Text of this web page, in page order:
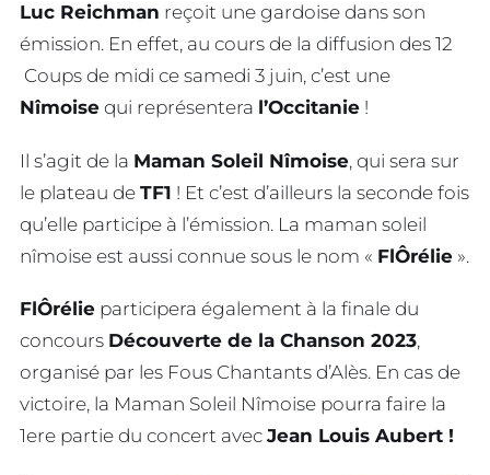
Luc Reichman reçoit une gardoise dans son
émission. En effet, au cours de la diffusion des 12
Coups de midi ce samedi 3 juin, c’est une
Nîmoise qui représentera l’Occitanie !
Il s’agit de la Maman Soleil Nîmoise, qui sera sur
le plateau de TF1 ! Et c’est d’ailleurs la seconde fois
qu’elle participe à l’émission. La maman soleil
nîmoise est aussi connue sous le nom « FlÔrélie ».
FlÔrélie participera également à la finale du
concours Découverte de la Chanson 2023,
organisé par les Fous Chantants d’Alès. En cas de
victoire, la Maman Soleil Nîmoise pourra faire la
1ere partie du concert avec Jean Louis Aubert !